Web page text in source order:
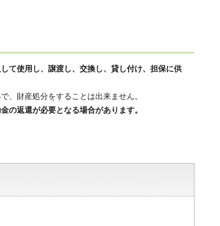
て使用し、譲渡し、交換し、貸し付け、担保に供
、財産処分をすることは出来ません。
の返還が必要となる場合があります。